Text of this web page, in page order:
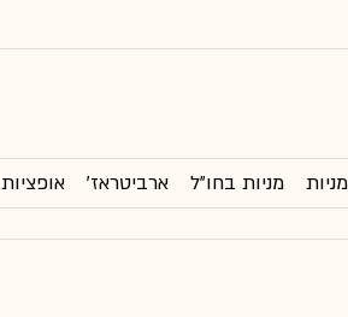
מניות מניות בחו"ל ארביטראז' אופציות